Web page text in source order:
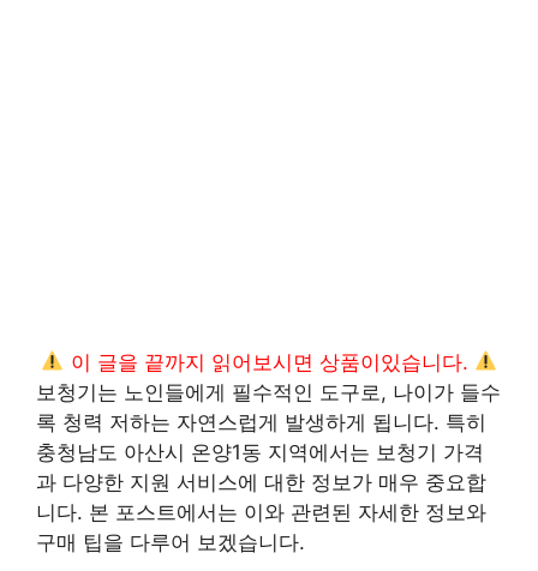
이 글을 끝까지 읽어보시면 상품이있습니다.
보청기는 노인들에게 필수적인 도구로, 나이가 들수
록 청력 저하는 자연스럽게 발생하게 됩니다. 특히
충청남도 아산시 온양1동 지역에서는 보청기 가격
과 다양한 지원 서비스에 대한 정보가 매우 중요합
니다. 본 포스트에서는 이와 관련된 자세한 정보와
구매 팁을 다루어 보겠습니다.